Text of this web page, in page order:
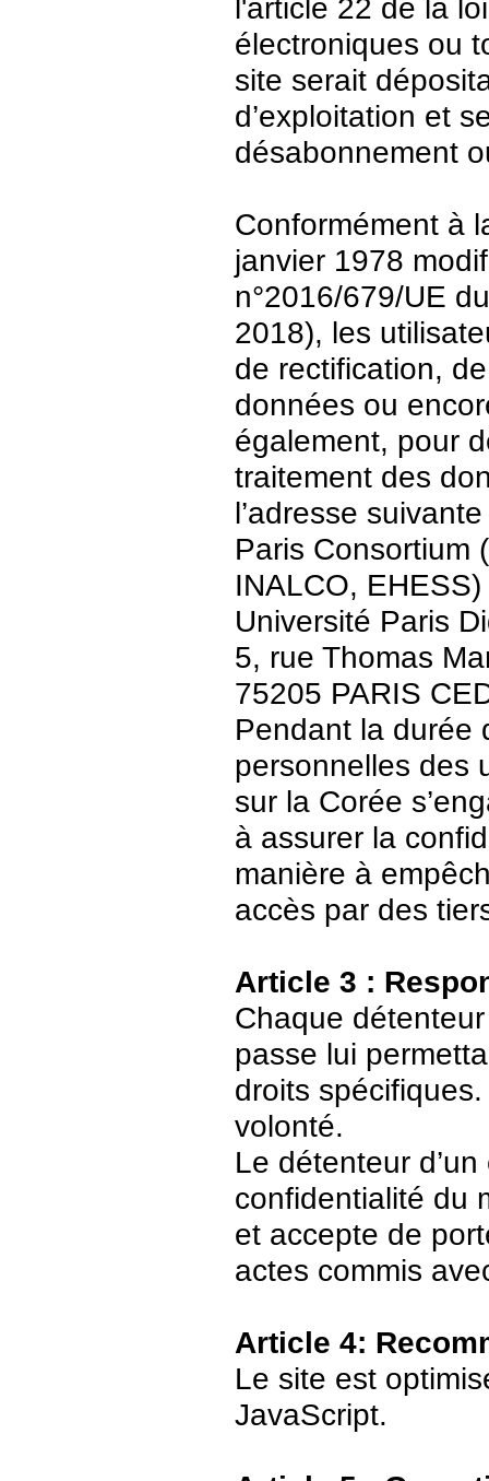
l'article 22 de la
électroniques ou
site serait
d’exploitation et
désabonnement
Conformément à
janvier 1978
n°2016/679/UE
2018), les
de rectification,
données ou
également, pour
traitement des
l’adresse
Paris Consortium
INALCO, EHESS)
Université Paris
5, rue Thomas
75205 PARIS
Pendant la durée
personnelles des
sur la Corée
à assurer la
manière à
accès par des
Article 3 :
Chaque
passe lui
droits
volonté.
Le détenteur
confidentialité du
et accepte de
actes commis
Article 4:
Le site est
JavaScript.